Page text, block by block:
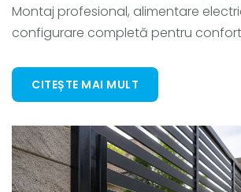
Montaj profesional, alimentare
configurare completă pentru
CITEȘTE MAI MULT